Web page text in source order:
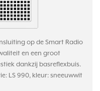
op de Smart Radio
en een groot
dankzij basreflexbuis.
LS 990, kleur: sneeuwwit